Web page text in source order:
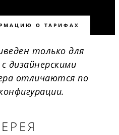
О ТАРИФАХ
только для
дизайнерскими
отличаются по